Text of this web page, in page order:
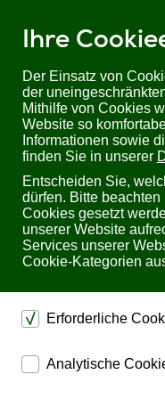
Ihre
Der Einsatz von
der
Mithilfe von Cookies
Website so
Informationen sowie
finden Sie in unserer
Entscheiden Sie,
dürfen. Bitte
Cookies gesetzt
unserer Website
Services unserer
Cookie-Kategorien
Erforderliche
dienen dem
Website.
Analytische
Sie befinden sich hier:
KVM Desktop-Switches
ADDERView 4 PRO VGA
ADDERView 4 PRO
Head VGA KVM